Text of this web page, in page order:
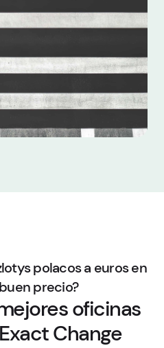
polacos a euros en
precio?
oficinas
Change